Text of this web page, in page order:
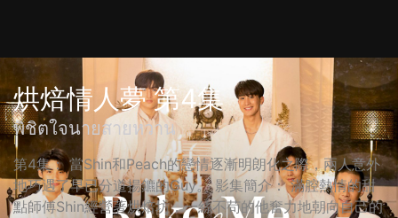
烘焙情人夢 第4集
พิชิตใจนายสายหวาน
第4集： 當Shin和Peach的戀情逐漸明朗化之際，兩人意外
地巧遇了早已分道揚鑣的Guy。 影集簡介： 滿腔熱情的甜
點師傅Shin經營著烘焙坊，一絲不苟的他奮力地朝向自己的